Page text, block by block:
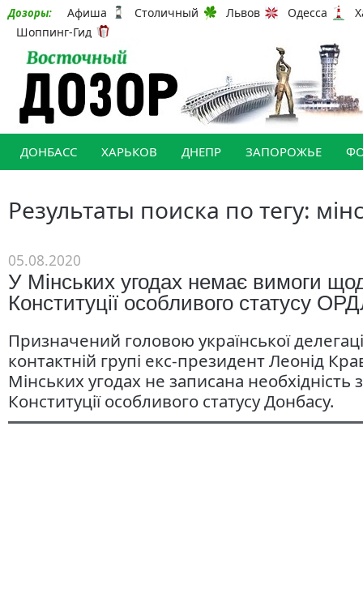
Дозоры: Афиша Столичный Львов Одесса
Шоппинг-Гид
ДОНБАСС ХАРЬКОВ ДНЕПР ЗАПОРОЖЬЕ
Результаты поиска по тегу:
05.08.2020
У Мінських угодах немає вимоги
Конституції особливого статусу
Призначений головою української
контактній групі екс-президент Леонід
Мінських угодах не записана необхідність
Конституції особливого статусу Донбасу.